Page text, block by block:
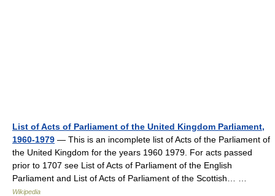
List of Acts of Parliament of the United Kingdom Parliament,
1960-1979 — This is an incomplete list of Acts of the Parliament of
the United Kingdom for the years 1960 1979. For acts passed
prior to 1707 see List of Acts of Parliament of the English
Parliament and List of Acts of Parliament of the Scottish… …
Wikipedia